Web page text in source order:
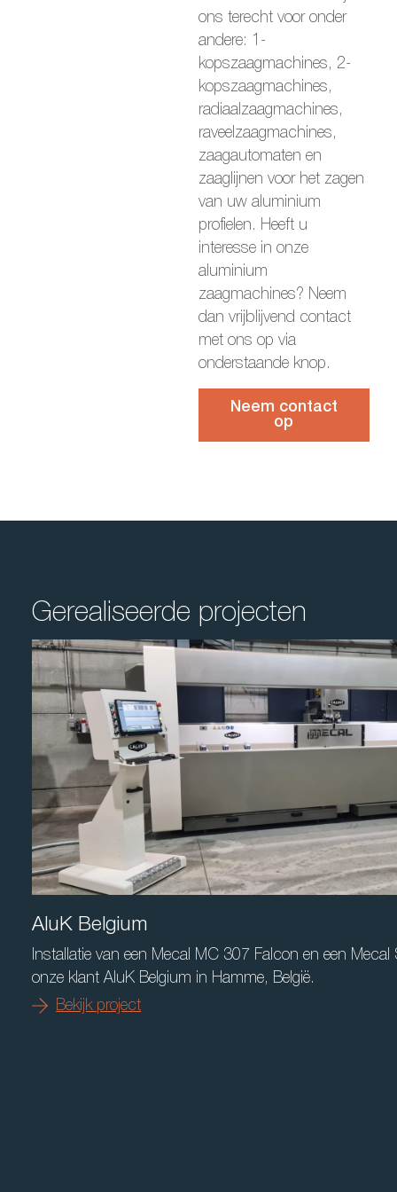
ons terecht voor onder
andere: 1-
kopszaagmachines, 2-
kopszaagmachines,
radiaalzaagmachines,
raveelzaagmachines,
zaagautomaten en
zaaglijnen voor het zagen
van uw aluminium
profielen. Heeft u
interesse in onze
aluminium
zaagmachines? Neem
dan vrijblijvend contact
met ons op via
onderstaande knop.
Neem contact
op
Gerealiseerde projecten
AluK Belgium
Installatie van een Mecal MC 307 Falcon en een
onze klant AluK Belgium in Hamme, België.
Bekijk project